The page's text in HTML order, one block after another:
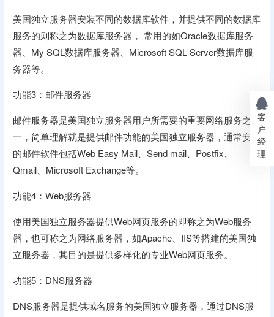
美国独立服务器安装不同的数据库软件，并提供不同的数据库
服务的则称之为数据库服务器， 常用的如Oracle数据库服务
器、My SQL数据库服务器、Microsoft SQL Server数据库服
务器等。
功能3：邮件服务器
邮件服务器是美国独立服务器用户所需要的重要网络服务之
一，简单理解就是提供邮件功能的美国独立服务器，通常安装
的邮件软件包括Web Easy Mail、Send mail、Postfix、
Qmail、Microsoft Exchange等。
功能4：Web服务器
使用美国独立服务器提供Web网页服务的即称之为Web服务
器，也可称之为网络服务器，如Apache、IIS等搭建的美国独
立服务器，其目的是提供多样化的专业Web网页服务。
功能5：DNS服务器
DNS服务器是提供域名服务的美国独立服务器，通过DNS服
客
户
经
理